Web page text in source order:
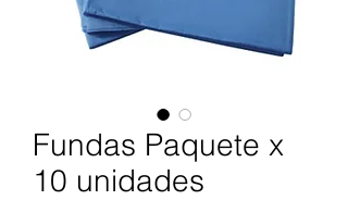
Fundas Paquete x
10 unidades